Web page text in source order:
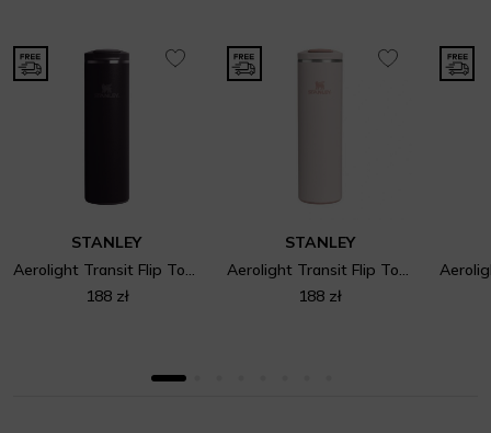
STANLEY
Aerolight Transit Flip Top Black 2.0
188 zł
STANLEY
Aerolight Transit Flip Top Rose Quartz
188 zł